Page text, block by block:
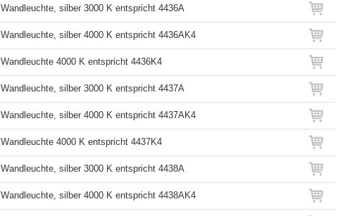
Wandleuchte, silber 3000 K entspricht 4436A
Wandleuchte, silber 4000 K entspricht 4436AK4
Wandleuchte 4000 K entspricht 4436K4
Wandleuchte, silber 3000 K entspricht 4437A
Wandleuchte, silber 4000 K entspricht 4437AK4
Wandleuchte 4000 K entspricht 4437K4
Wandleuchte, silber 3000 K entspricht 4438A
Wandleuchte, silber 4000 K entspricht 4438AK4